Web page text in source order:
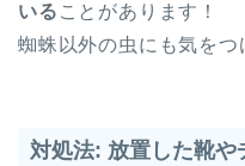
いる ことがあります！
蜘蛛以外の虫にも気をつ
対処法: 放置した靴や